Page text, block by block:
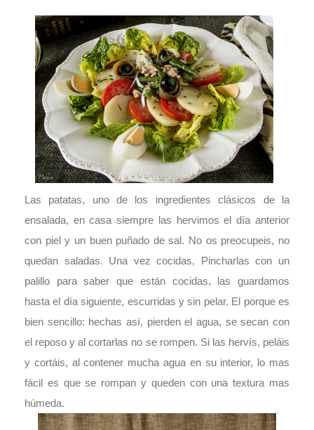
Las patatas, uno de los ingredientes clásicos de la
ensalada, en casa siempre las hervimos el día anterior
con piel y un buen puñado de sal. No os preocupeis, no
quedan saladas. Una vez cocidas, Pincharlas con un
palillo para saber que están cocidas, las guardamos
hasta el día siguiente, escurridas y sin pelar. El porque es
bien sencillo: hechas así, pierden el agua, se secan con
el reposo y al cortarlas no se rompen. Si las hervís, peláis
y cortáis, al contener mucha agua en su interior, lo mas
fácil es que se rompan y queden con una textura mas
húmeda.